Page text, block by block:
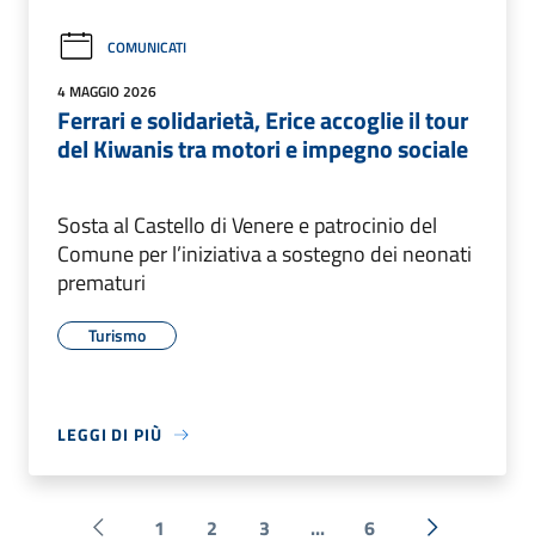
COMUNICATI
4 MAGGIO 2026
Ferrari e solidarietà, Erice accoglie il tour
del Kiwanis tra motori e impegno sociale
Sosta al Castello di Venere e patrocinio del
Comune per l’iniziativa a sostegno dei neonati
prematuri
Turismo
LEGGI DI PIÙ
Pagina precedente
1 2 3 ... 6 Successiva